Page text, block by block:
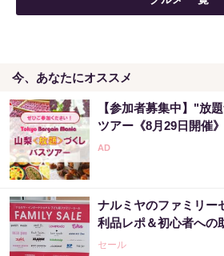
今、あなたにオススメ
【参加者募集中】"放
ツアー《8月29日開催》
ナルミヤのファミリー
利品レポ＆初心者への
セール